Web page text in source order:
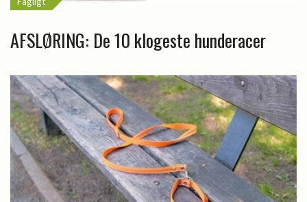
AFSLØRING: De 10 klogeste hunderacer